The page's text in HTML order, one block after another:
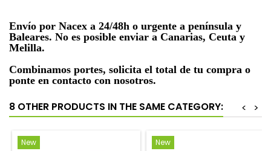
Envío por Nacex a 24/48h o urgente a península y
Baleares. No es posible enviar a Canarias, Ceuta y
Melilla.
Combinamos portes, solicita el total de tu compra o
ponte en contacto con nosotros.
8 OTHER PRODUCTS IN THE SAME CATEGORY: >
<
New
New